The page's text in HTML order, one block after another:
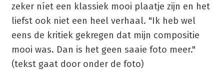
zeker níet een klassiek mooi plaatje zijn en het
liefst ook niet een heel verhaal. "Ik heb wel
eens de kritiek gekregen dat mijn compositie
mooi was. Dan is het geen saaie foto meer."
(tekst gaat door onder de foto)